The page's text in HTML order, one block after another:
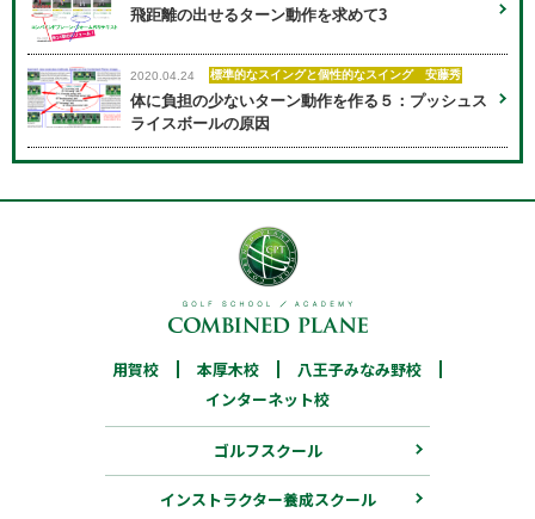
飛距離の出せるターン動作を求めて3
2020.04.24 標準的なスイングと個性的なスイング 安藤秀
体に負担の少ないターン動作を作る５：プッシュス
ライスボールの原因
用賀校 本厚木校
八王子みなみ野校
インターネット校
ゴルフスクール
インストラクター養成スクール
用賀校
046-205-7172
八王子みなみ野校
042-683-4925
03-6913-5455
インストラクター養成スクール